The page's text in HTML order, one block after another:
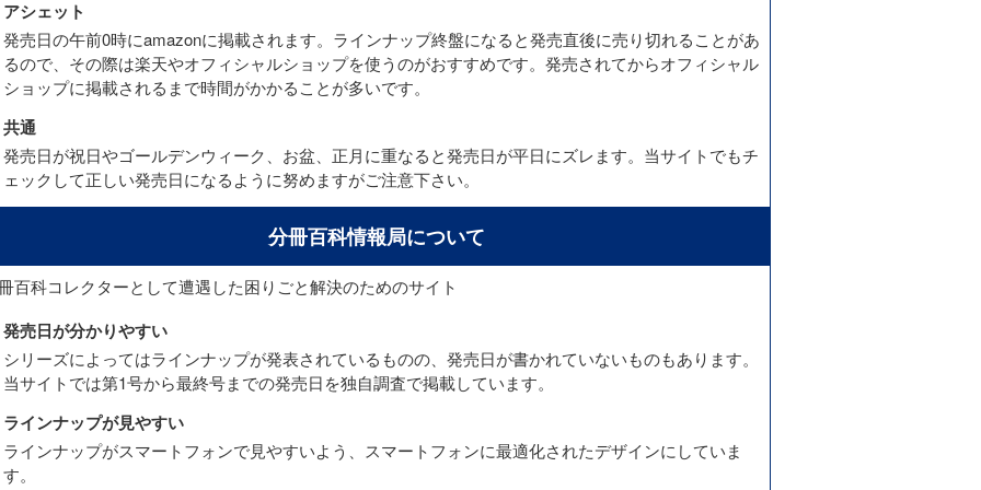
アシェット
発売日の午前0時にamazonに掲載されます。ラインナップ終盤になると発売直後に売り切れることがあ
るので、その際は楽天やオフィシャルショップを使うのがおすすめです。発売されてからオフィシャル
ショップに掲載されるまで時間がかかることが多いです。
共通
発売日が祝日やゴールデンウィーク、お盆、正月に重なると発売日が平日にズレます。当サイトでもチ
ェックして正しい発売日になるように努めますがご注意下さい。
分冊百科情報局について
百科コレクターとして遭遇した困りごと解決のためのサイト
発売日が分かりやすい
シリーズによってはラインナップが発表されているものの、発売日が書かれていないものもあります。
当サイトでは第1号から最終号までの発売日を独自調査で掲載しています。
ラインナップが見やすい
ラインナップがスマートフォンで見やすいよう、スマートフォンに最適化されたデザインにしていま
す。